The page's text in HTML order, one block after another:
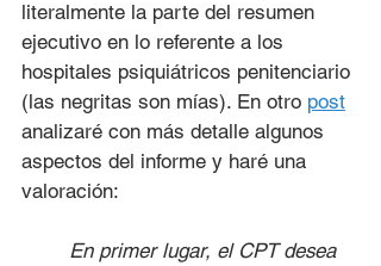
literalmente la parte del resumen
ejecutivo en lo referente a los
hospitales psiquiátricos penitenciario
(las negritas son mías). En otro post
analizaré con más detalle algunos
aspectos del informe y haré una
valoración:
En primer lugar, el CPT desea